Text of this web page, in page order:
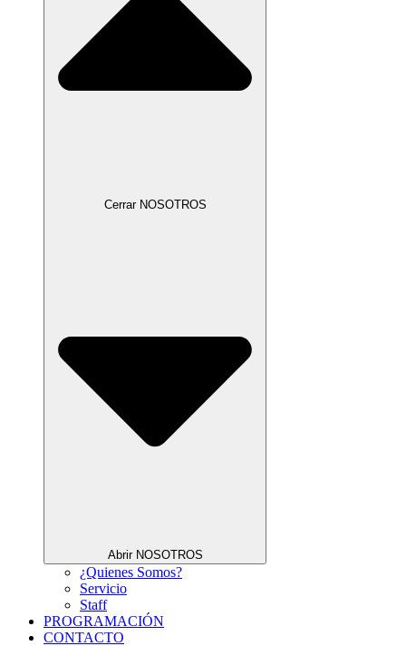
Cerrar NOSOTROS
Abrir NOSOTROS
¿Quienes Somos?
Servicio
Staff
PROGRAMACIÓN
CONTACTO